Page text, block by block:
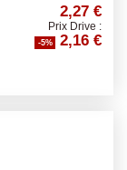
2,27 €
Prix Drive :
-5% 2,16 €